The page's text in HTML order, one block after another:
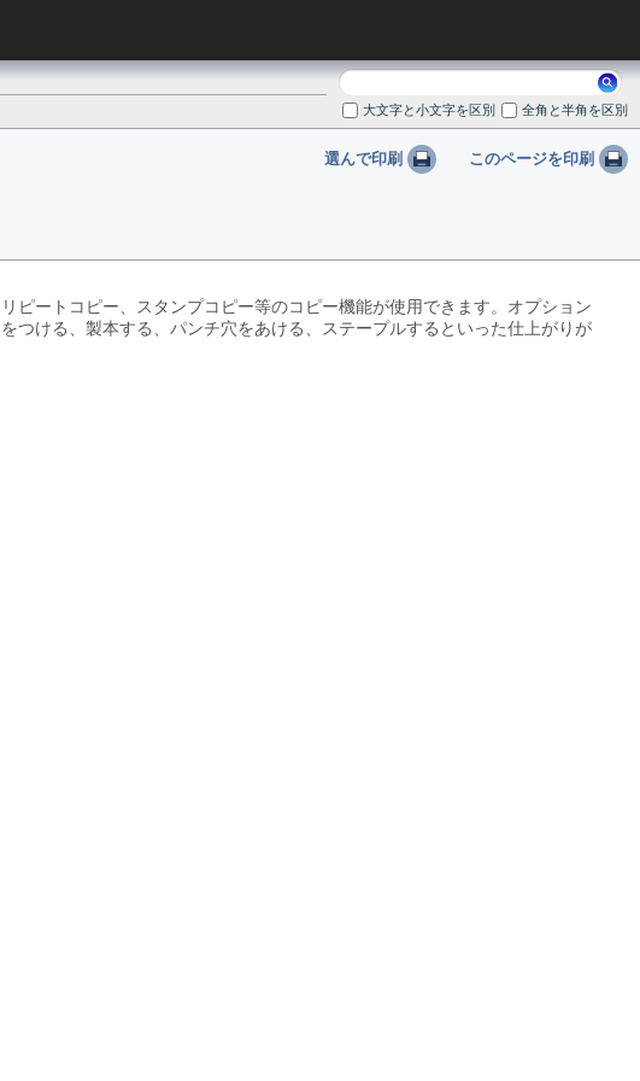
索:大文字と小文字を区別 全角と半角を区別
選んで印刷 このページを印刷
ピートコピー、スタンプコピー等のコピー機能が使用できます。オプション
つける、製本する、パンチ穴をあける、ステープルするといった仕上がりが